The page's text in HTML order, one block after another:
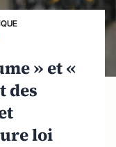
» et «
des
loi